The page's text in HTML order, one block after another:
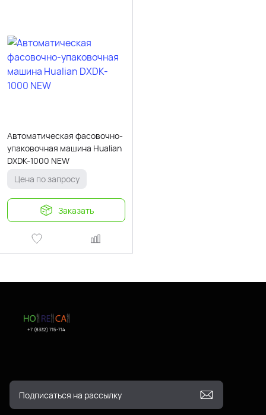
Автоматическая фасовочно-
упаковочная машина Hualian
DXDK-1000 NEW
Цена по запросу
Заказать
+7 (8332) 715-714